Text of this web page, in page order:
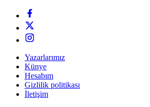
Yazarlarımız
Künye
Hesabım
Gizlilik politikası
İletişim